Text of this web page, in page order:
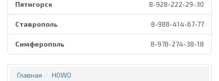
Пятигорск 8-928-222-29-30
Ставрополь 8-988-414-67-77
Симферополь 8-978-274-38-18
Главная
HOWO